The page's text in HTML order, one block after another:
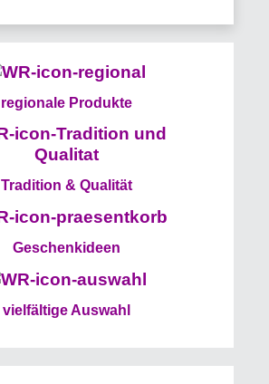
regionale Produkte
Tradition & Qualität
Geschenkideen
vielfältige Auswahl